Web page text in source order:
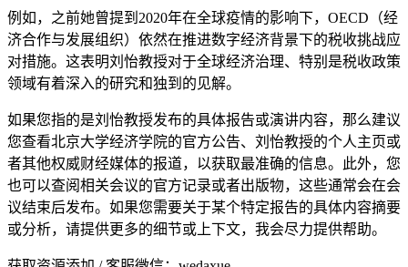
例如，之前她曾提到2020年在全球疫情的影响下，OECD（经
济合作与发展组织）依然在推进数字经济背景下的税收挑战应
对措施。这表明刘怡教授对于全球经济治理、特别是税收政策
领域有着深入的研究和独到的见解。
如果您指的是刘怡教授发布的具体报告或演讲内容，那么建议
您查看北京大学经济学院的官方公告、刘怡教授的个人主页或
者其他权威财经媒体的报道，以获取最准确的信息。此外，您
也可以查阅相关会议的官方记录或者出版物，这些通常会在会
议结束后发布。如果您需要关于某个特定报告的具体内容摘要
或分析，请提供更多的细节或上下文，我会尽力提供帮助。